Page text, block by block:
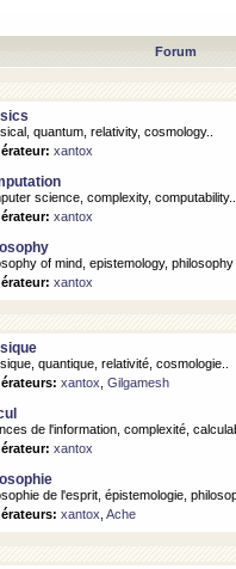
Forum
quantum, relativity, cosmology..
xantox
science, complexity, computability..
xantox
of mind, epistemology, philosophy
xantox
quantique, relativité, cosmologie..
xantox Gilgamesh
de l'information, complexité,
xantox
de l'esprit, épistemologie,
xantox Ache